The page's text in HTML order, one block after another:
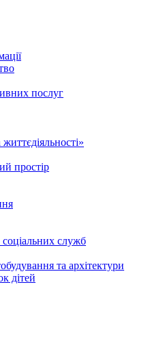
послуг
простір
соціальних служб
та архітектури
дітей